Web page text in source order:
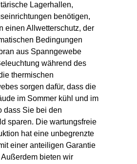
Lagerhallen,
benötigen,
einen Allwetterschutz, der
Bedingungen
aus Spanngewebe
während des
thermischen
sorgen dafür, dass die
im Sommer kühl und im
dass Sie bei den
sparen. Die wartungsfreie
hat eine unbegrenzte
einer anteiligen Garantie
bieten wir